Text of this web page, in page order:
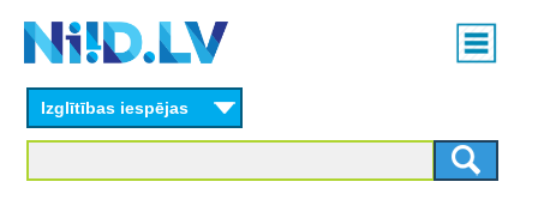
content
Main
menu
Izglītības iespējas